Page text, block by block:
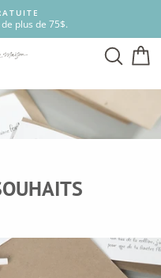
plus de 75$.